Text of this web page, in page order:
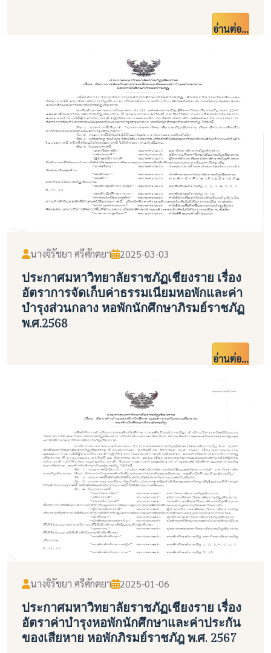
อ่านต่อ...
นางจิรัชยา ศรีศักตยา 2025-03-03
ประกาศมหาวิทยาลัยราชภัฏเชียงราย เรื่อง
อัตราการจัดเก็บค่าธรรมเนียมหอพักและค่า
บำรุงส่วนกลาง หอพักนักศึกษาภิรมย์ราชภัฏ
พ.ศ.2568
อ่านต่อ...
นางจิรัชยา ศรีศักตยา 2025-01-06
ประกาศมหาวิทยาลัยราชภัฏเชียงราย เรื่อง
อัตราค่าบำรุงหอพักนักศึกษาและค่าประกัน
ของเสียหาย หอพักภิรมย์ราชภัฎ พ.ศ. 2567